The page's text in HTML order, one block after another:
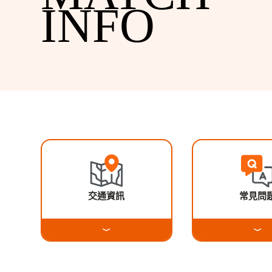
INFO
交通資訊 常見問